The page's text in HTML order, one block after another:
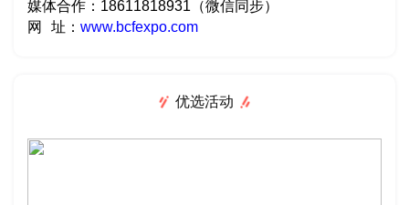
媒体合作： 18611818931（微信同步）
网
址： www.bcfexpo.com
优选活动